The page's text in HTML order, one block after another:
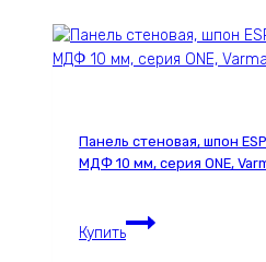
Панель стеновая, шпон
МДФ 10 мм, серия ONE,
Купить
Панель
стеновая,